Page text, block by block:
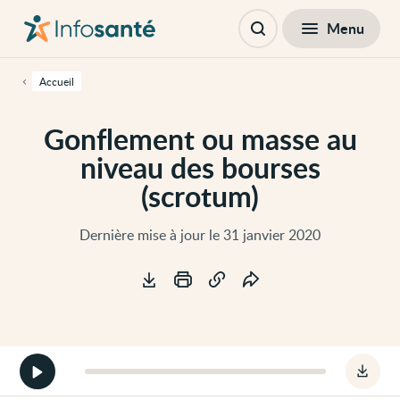
contenu
cette
navigationGonflement ou masse au
niveau des bourses
(scrotum)
Dernière mise à jour le 31 janvier 2020
Accueil
principale
Ouvrir Menu
le
Démarrer
la
version
Table des matières Fermer